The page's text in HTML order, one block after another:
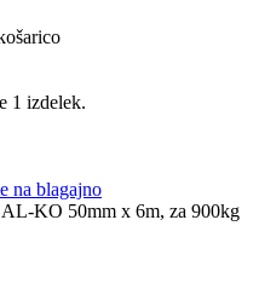
1 izdelek.
na blagajno
KO 50mm x 6m, za 900kg